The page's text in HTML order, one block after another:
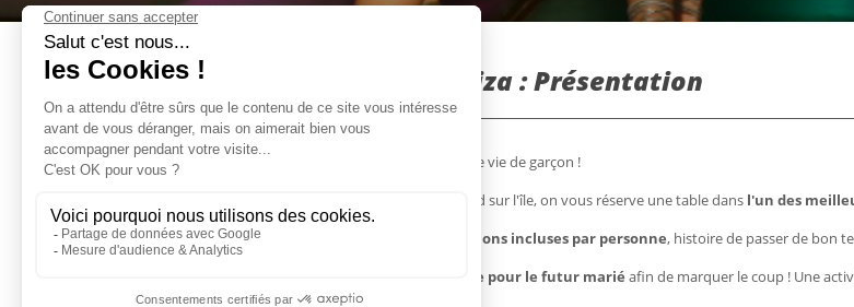
Strip Club VIP & Drinks à Ibiza : Présentation
Le stripclub : un indispensable pour un enterrement de vie de garçon !
Exit les stripclubs glauques que vous trouvez au hasard sur l'île, on vous réserve une table dans l'un des
En plus de cette réservation, vous avez
5 consommations incluses par personne, histoire de passer de bon
lap dance pour le futur marié afin de marquer le coup ! Une